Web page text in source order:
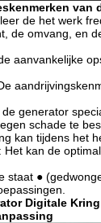
van
de het werk
de omvang, en
aanvankelijke
generator
schade te
kan tijdens het
kan de
staat ●
Digitale